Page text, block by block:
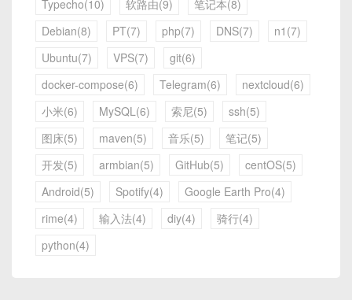
Typecho(10)
软路由(9)
笔记本(8)
Debian(8)
PT(7) php(7) DNS(7)
n1(7)
Ubuntu(7)
VPS(7)
git(6)
docker-compose(6)
Telegram(6)
nextcloud(6)
小米(6)
MySQL(6) 索尼(5)
ssh(5)
图床(5)
maven(5) 音乐(5)
笔记(5)
开发(5)
armbian(5) GitHub(5)
centOS(5)
Android(5)
Spotify(4)
Google Earth Pro(4)
rime(4)
输入法(4) diy(4)
骑行(4)
python(4)